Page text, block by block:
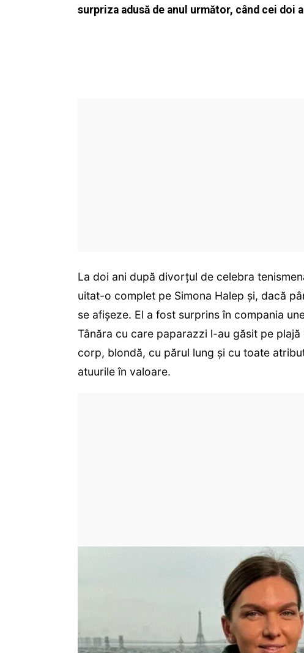
surpriza adusă de anul următor, când cei doi
La doi ani după divorțul de celebra
uitat-o complet pe Simona Halep și, dacă
se afișeze. El a fost surprins în compania
Tânăra cu care paparazzi l-au găsit pe
corp, blondă, cu părul lung și cu toate
atuurile în valoare.